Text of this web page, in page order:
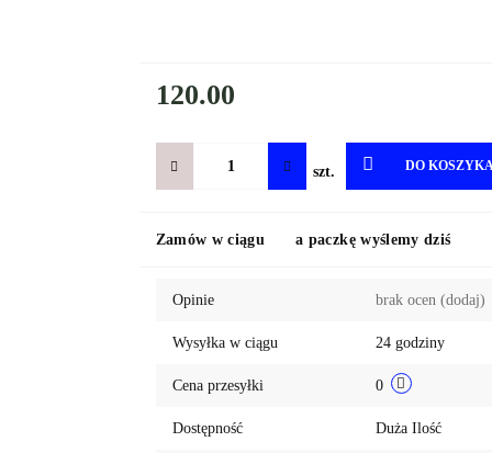
120.00
szt. DO
Zamów w ciągu a paczkę wyślemy dziś
Opinie brak ocen (dodaj)
Wysyłka w ciągu 24 godziny
Cena przesyłki 0
Dostępność Duża Ilość